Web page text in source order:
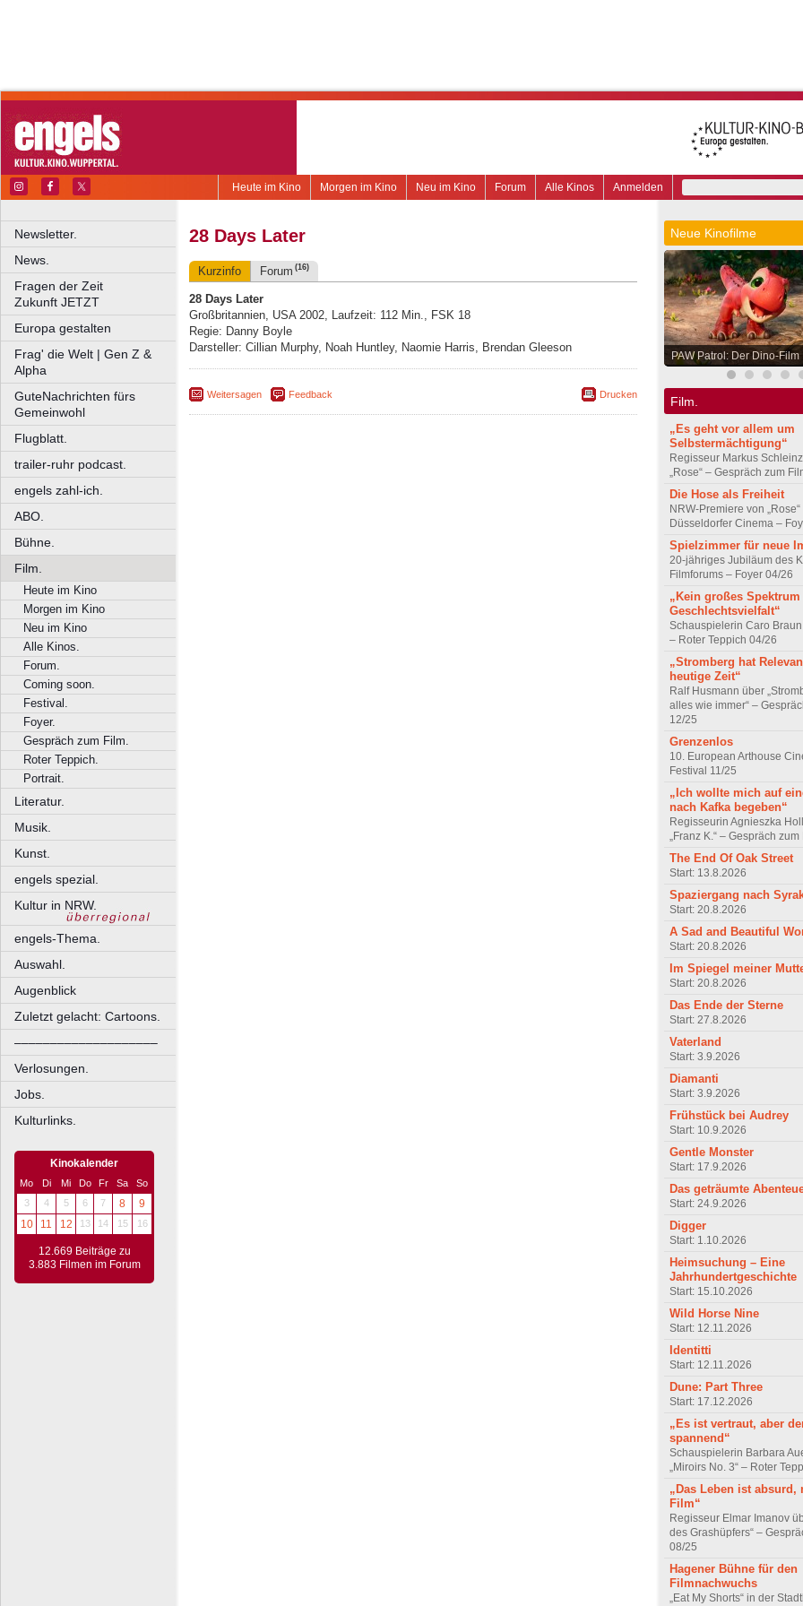
Anmelden
Alle Kinos
Forum
Neu im Kino
Morgen im Kino
Heute im Kino
Newsletter.
News.
Fragen der Zeit
Zukunft JETZT
Europa gestalten
Frag' die Welt | Gen Z &
Alpha
GuteNachrichten fürs
Gemeinwohl
Flugblatt.
trailer-ruhr podcast.
engels zahl-ich.
ABO.
Bühne.
Film.
Heute im Kino
Morgen im Kino
Neu im Kino
Alle Kinos.
Forum.
Coming soon.
Festival.
Foyer.
Gespräch zum Film.
Roter Teppich.
Portrait.
Literatur.
Musik.
Kunst.
engels spezial.
Kultur in NRW.
engels-Thema.
Auswahl.
Augenblick
Zuletzt gelacht: Cartoons.
––––––––––––––––––––
Verlosungen.
Jobs.
Kulturlinks.
Kinokalender
Mo Di Mi Do Fr Sa
So
3
4 5 6 7 8
9
10
11 12 13 14 15 16
12.669 Beiträge zu
3.883 Filmen im Forum
28 Days Later
Kurzinfo Forum (16)
28 Days Later
Großbritannien, USA 2002, Laufzeit: 112 Min., FSK 18
Regie: Danny Boyle
Darsteller: Cillian Murphy, Noah Huntley, Naomie Harris, Brendan Gleeson
Weitersagen Feedback Drucken
Neue Kinofilme
PAW Patrol: Der Dino-Film
Film.
„Es geht vor allem um
Selbstermächtigung“
Regisseur Markus
„Rose“ – Gespräch zum
Die Hose als Freiheit
NRW-Premiere von „Rose“
Düsseldorfer Cinema –
Spielzimmer für neue
20-jähriges Jubiläum des
Filmforums – Foyer 04/26
„Kein großes Spektrum
Geschlechtsvielfalt“
Schauspielerin Caro Braun
– Roter Teppich 04/26
„Stromberg hat
heutige Zeit“
Ralf Husmann über
alles wie immer“ –
12/25
Grenzenlos
10. European Arthouse
Festival 11/25
„Ich wollte mich auf
nach Kafka begeben“
Regisseurin Agnieszka
„Franz K.“ – Gespräch
The End Of Oak Street
Start: 13.8.2026
Spaziergang nach
Start: 20.8.2026
A Sad and Beautiful
Start: 20.8.2026
Im Spiegel meiner
Start: 20.8.2026
Das Ende der Sterne
Start: 27.8.2026
Vaterland
Start: 3.9.2026
Diamanti
Start: 3.9.2026
Frühstück bei Audrey
Start: 10.9.2026
Gentle Monster
Start: 17.9.2026
Das geträumte
Start: 24.9.2026
Digger
Start: 1.10.2026
Heimsuchung – Eine
Jahrhundertgeschichte
Start: 15.10.2026
Wild Horse Nine
Start: 12.11.2026
Identitti
Start: 12.11.2026
Dune: Part Three
Start: 17.12.2026
„Es ist vertraut, aber
spannend“
Schauspielerin Barbara
„Miroirs No. 3“ – Roter
„Das Leben ist absurd,
Film“
Regisseur Elmar Imanov
des Grashüpfers“ –
08/25
Hagener Bühne für den
Filmnachwuchs
„Eat My Shorts“ in der